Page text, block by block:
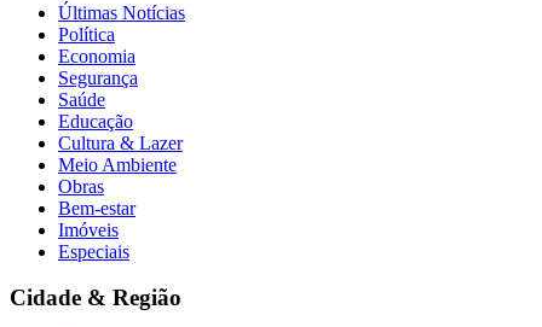
Últimas Notícias
Política
Economia
Segurança
Saúde
Educação
Cultura & Lazer
Meio Ambiente
Obras
Bem-estar
Imóveis
Especiais
Cidade & Região